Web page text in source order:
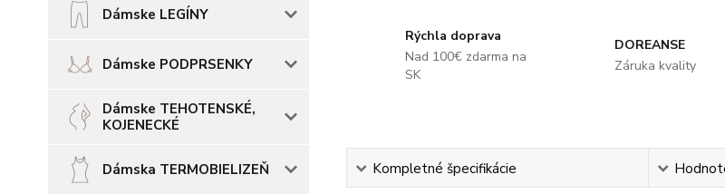
Dámske LEGÍNY
Dámske PODPRSENKY
Dámske TEHOTENSKÉ,
KOJENECKÉ
Dámska TERMOBIELIZEŇ
Rýchla doprava
Nad 100€ zdarma na
SK
DOREANSE
Záruka kvality
Kompletné špecifikácie